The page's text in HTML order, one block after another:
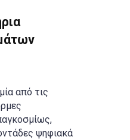
από τις
ψηφιακά